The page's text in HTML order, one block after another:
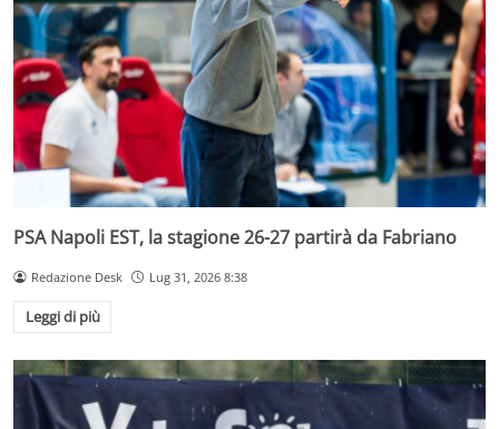
PSA Napoli EST, la stagione 26-27 partirà da Fabriano
Redazione Desk Lug 31, 2026 8:38
Leggi di più